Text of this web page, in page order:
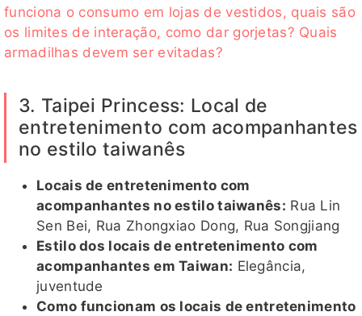
funciona o consumo em lojas de vestidos, quais são
os limites de interação, como dar gorjetas? Quais
armadilhas devem ser evitadas?
3. Taipei Princess: Local de
entretenimento com acompanhantes
no estilo taiwanês
Locais de entretenimento com
acompanhantes no estilo taiwanês: Rua Lin
Sen Bei, Rua Zhongxiao Dong, Rua Songjiang
Estilo dos locais de entretenimento com
acompanhantes em Taiwan: Elegância,
juventude
Como funcionam os locais de entretenimento